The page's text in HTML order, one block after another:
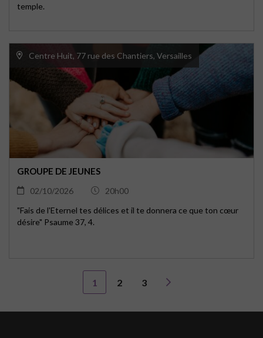
temple.
Centre Huit, 77 rue des Chantiers, Versailles
GROUPE DE JEUNES
02/10/2026
20h00
"Fais de l'Eternel tes délices et il te donnera ce que ton cœur
désire" Psaume 37, 4.
1 2 3